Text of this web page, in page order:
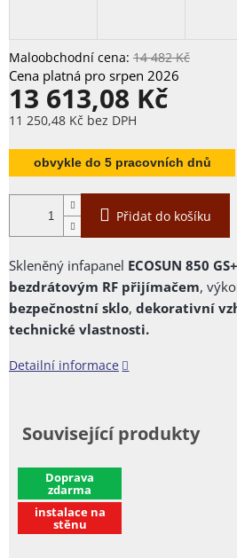
14 482 Kč
13 613,08 Kč
11 250,48 Kč bez DPH
Měrná
cena:obvykle do 5 pracovních dnů
Přidat do košíku
Skleněný infapanel ECOSUN 850
bezdrátovým RF přijímačem,
bezpečnostní sklo, dekorativní
technické vlastnosti.
Detailní informace
Související produkty
​Doprava
zdarma
instalace na
stěnu